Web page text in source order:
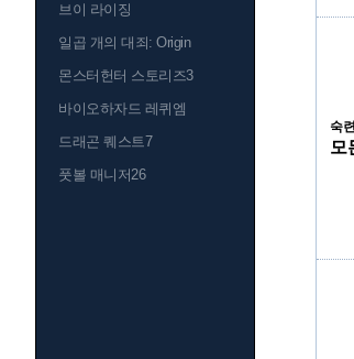
브이 라이징
일곱 개의 대죄: Origin
몬스터헌터 스토리즈3
바이오하자드 레퀴엠
드래곤 퀘스트7
풋볼 매니저26
숙
모